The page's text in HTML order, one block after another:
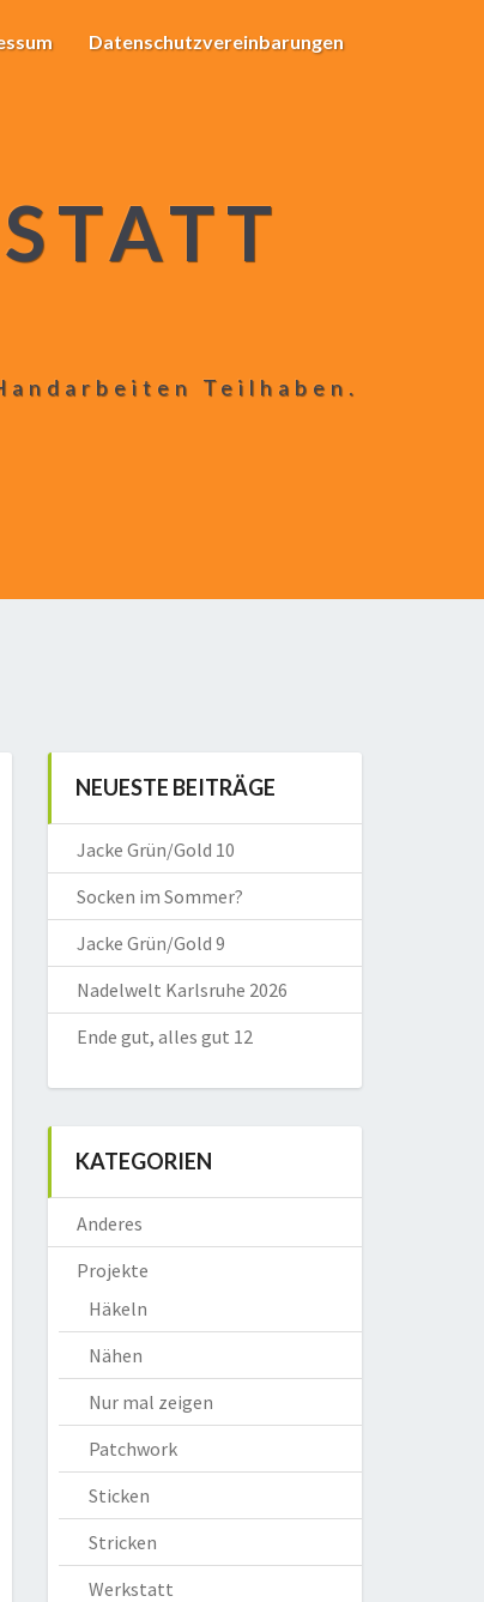
Datenschutzvereinbarungen
Teilhaben.
NEUESTE BEITRÄGE
Jacke Grün/Gold 10
Socken im Sommer?
Jacke Grün/Gold 9
Nadelwelt Karlsruhe 2026
Ende gut, alles gut 12
KATEGORIEN
Anderes
Projekte
Häkeln
Nähen
Nur mal zeigen
Patchwork
Sticken
Stricken
Werkstatt